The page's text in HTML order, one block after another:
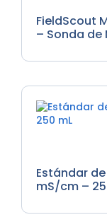
FieldScout
– Sonda de
Estándar
mS/cm –